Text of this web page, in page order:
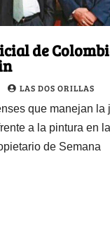
de
LAS DOS ORILLAS
que manejan la
a la pintura en
de Semana